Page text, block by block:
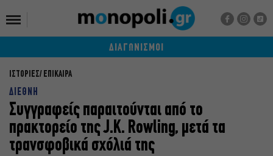
ΔΙΑΓΩΝΙΣΜΟΙ
ΙΣΤΟΡΙΕΣ ΕΠΙΚΑΙΡΑ
ΔΙΕΘΝΗ
Συγγραφείς παραιτούνται από το
πρακτορείο της J.K. Rowling, μετά τα
τρανσφοβικά σχόλιά της